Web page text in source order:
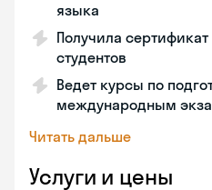
языка
Получила сертификат
студентов
Ведет курсы по
международным
Читать дальше
Услуги и цены